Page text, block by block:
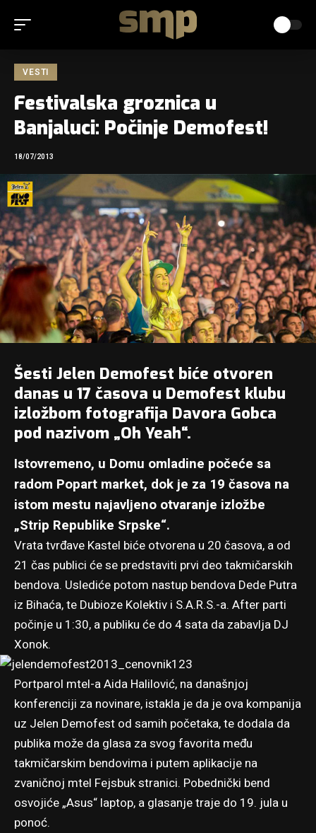
VESTI
Festivalska groznica u
Banjaluci: Počinje Demofest!
18/07/2013
Šesti Jelen Demofest biće otvoren
danas u 17 časova u Demofest klubu
izložbom fotografija Davora Gobca
pod nazivom „Oh Yeah“.
Istovremeno, u Domu omladine počeće sa
radom Popart market, dok je za 19 časova na
istom mestu najavljeno otvaranje izložbe
„Strip Republike Srpske“.
Vrata tvrđave Kastel biće otvorena u 20 časova, a od
21 čas publici će se predstaviti prvi deo takmičarskih
bendova. Uslediće potom nastup bendova Dede Putra
iz Bihaća, te Dubioze Kolektiv i S.A.R.S.-a. After parti
počinje u 1:30, a publiku će do 4 sata da zabavlja DJ
Xonok.
Portparol mtel-a Aida Halilović, na današnjoj
konferenciji za novinare, istakla je da je ova kompanija
uz Jelen Demofest od samih početaka, te dodala da
publika može da glasa za svog favorita među
takmičarskim bendovima i putem aplikacije na
zvaničnoj mtel Fejsbuk stranici. Pobednički bend
osvojiće „Asus“ laptop, a glasanje traje do 19. jula u
ponoć.